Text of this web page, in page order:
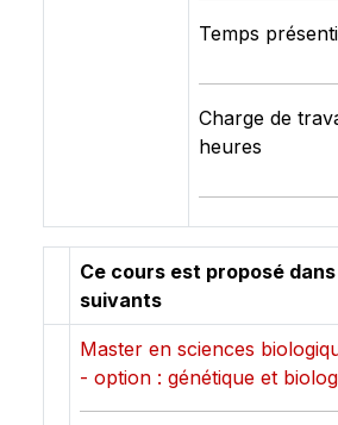
Temps
Charge de
heures
Ce cours est proposé
suivants
Master en sciences
- option : génétique et